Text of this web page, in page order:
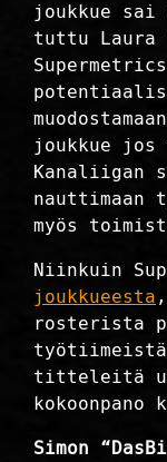
joukkue sai
tuttu
joukkue jos
Kanaliigan
nauttimaan
myös
Niinkuin
joukkueesta
rosterista
titteleitä
Simon